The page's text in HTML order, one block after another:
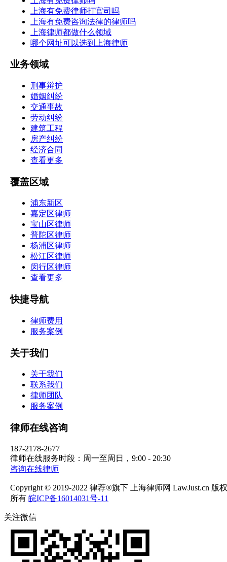
上海有免费律师打官司吗
上海有免费咨询法律的律师吗
上海律师都做什么领域
哪个网址可以选到上海律师
业务领域
刑事辩护
婚姻纠纷
交通事故
劳动纠纷
建筑工程
房产纠纷
经济合同
查看更多
覆盖区域
浦东新区
嘉定区律师
宝山区律师
普陀区律师
杨浦区律师
松江区律师
闵行区律师
查看更多
快捷导航
律师费用
服务案例
关于我们
关于我们
联系我们
律师团队
服务案例
律师在线咨询
187-2178-2677
律师在线服务时段：周一至周日，9:00 - 20:30
咨询在线律师
Copyright © 2019-2022 律荐®旗下 上海律师网 LawJust.cn 版权
所有 皖ICP备16014031号-11
关注微信